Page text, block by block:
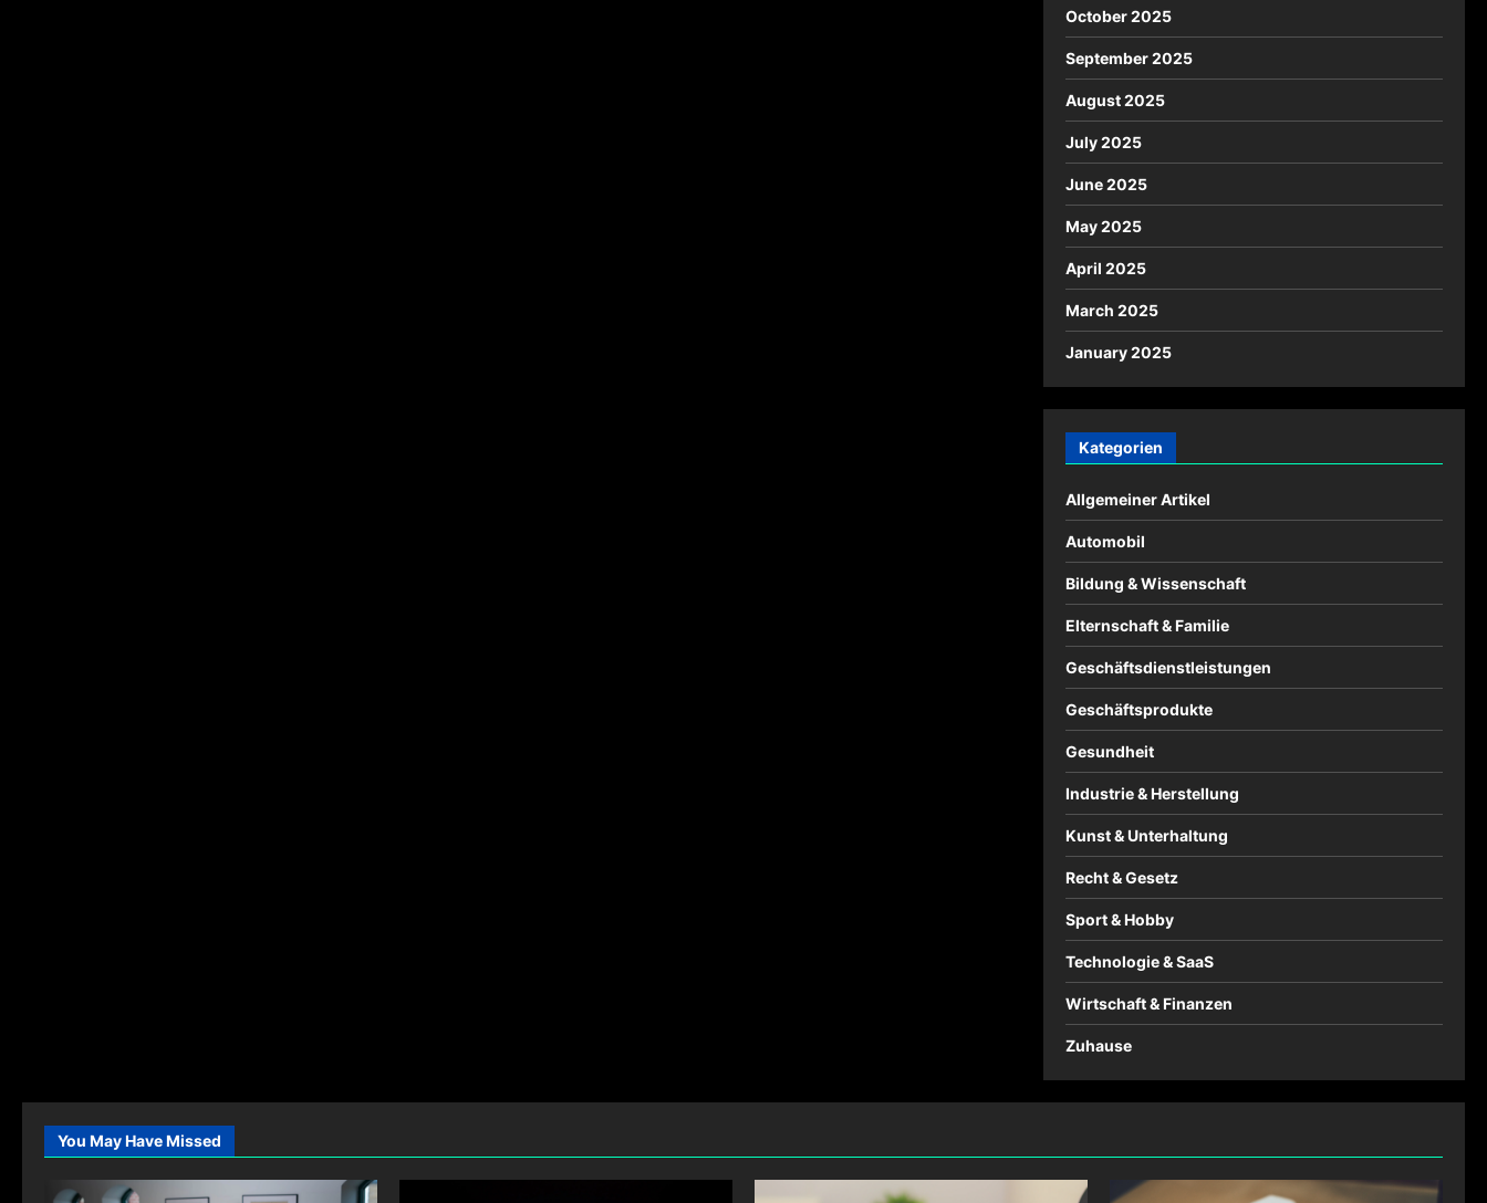
October 2025
September 2025
August 2025
July 2025
June 2025
May 2025
April 2025
March 2025
January 2025
Kategorien
Allgemeiner Artikel
Automobil
Bildung & Wissenschaft
Elternschaft & Familie
Geschäftsdienstleistungen
Geschäftsprodukte
Gesundheit
Industrie & Herstellung
Kunst & Unterhaltung
Recht & Gesetz
Sport & Hobby
Technologie & SaaS
Wirtschaft & Finanzen
Zuhause
You May Have Missed